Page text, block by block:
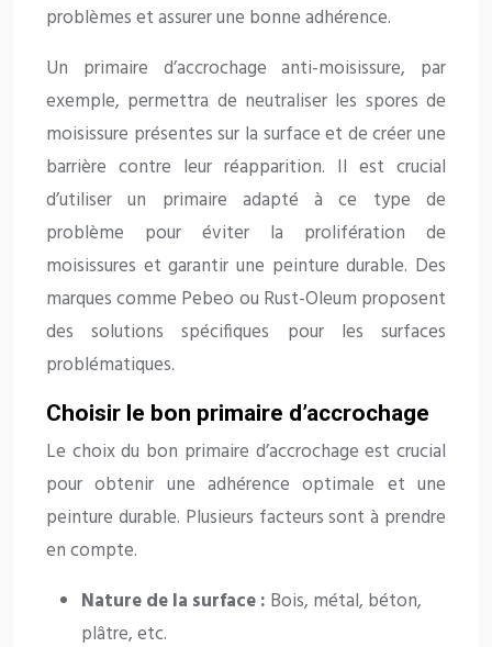
problèmes et assurer une bonne adhérence.
Un primaire d’accrochage anti-moisissure, par
exemple, permettra de neutraliser les spores de
moisissure présentes sur la surface et de créer une
barrière contre leur réapparition. Il est crucial
d’utiliser un primaire adapté à ce type de
problème pour éviter la prolifération de
moisissures et garantir une peinture durable. Des
marques comme Pebeo ou Rust-Oleum proposent
des solutions spécifiques pour les surfaces
problématiques.
Choisir le bon primaire d’accrochage
Le choix du bon primaire d’accrochage est crucial
pour obtenir une adhérence optimale et une
peinture durable. Plusieurs facteurs sont à prendre
en compte.
Nature de la surface : Bois, métal, béton,
plâtre, etc.